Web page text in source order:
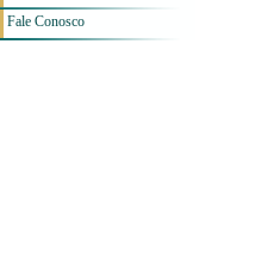
Fale Conosco